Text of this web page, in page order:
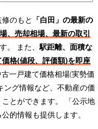
のもと 「白田」の最新の
、売却相場、最新の取引
。 また、駅距離、面積な
格(値段、評価額)を即座
一戸建て価格相場(実勢価
ング情報など、不動産の価
とができます。
「公示地
的情報も提供します。